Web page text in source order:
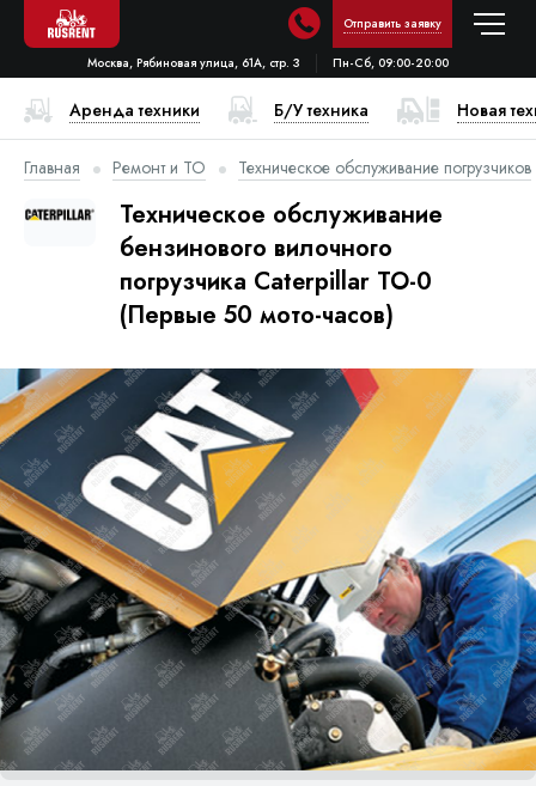
Отправить заявку
Москва, Рябиновая улица, 61А, стр. 3 Пн-Сб, 09:00-20:00
Аренда техники Б/У техника Новая
Главная Ремонт и ТО Техническое обслуживание погрузчиков
Техническое обслуживание
бензинового вилочного
погрузчика Caterpillar ТО-0
(Первые 50 мото-часов)